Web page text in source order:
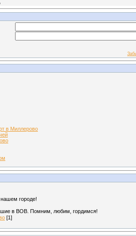
в Миллерово
городе!
в ВОВ. Помним, любим, гордимся!
[1]